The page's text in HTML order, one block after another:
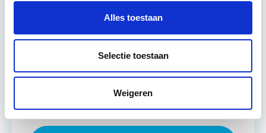
Alles toestaan
Selectie toestaan
Weigeren
14 lesdag(en)
Eerstvolgende startdatum
wo 16 sep 2026 - Utrecht of Online